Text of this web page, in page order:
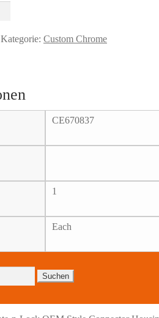
Kategorie: Custom Chrome
CE670837
1
Each
Suchen